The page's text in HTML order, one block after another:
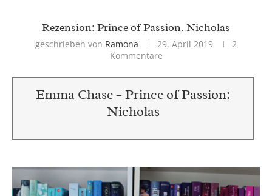
Rezension: Prince of Passion. Nicholas
geschrieben von Ramona 29. April 2019
2
Kommentare
Emma Chase – Prince of Passion:
Nicholas